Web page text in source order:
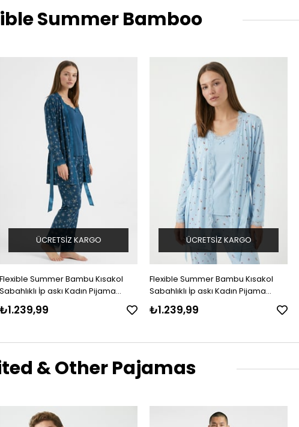
Summer Bamboo
Flexible Summer Bambu Kısakol
Sabahlıklı İp askı Kadın Pijama
Takımı
₺1.239,99
ÜCRETSIZ KARGO
Flexible Summer Bambu Kısakol
Sabahlıklı İp askı Kadın Pijama
Takımı
₺1.239,99
ÜCRETSIZ KARGO
& Other Pajamas